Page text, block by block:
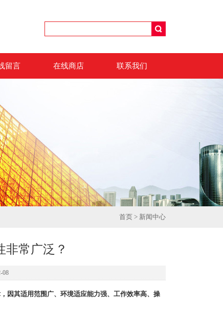
留言 在线商店 联系我们
首页 > 新闻中心
非常广泛？
08
因其适用范围广、环境适应能力强、工作效率高、操